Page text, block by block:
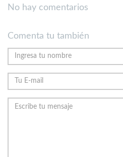
No hay comentarios
Comenta tu también